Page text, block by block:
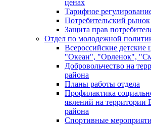
ценах
Тарифное
Потребительский рынок
Защита прав
Отдел по молодежной
Всероссийские
"Океан", "Орленок",
Добровольчество на
района
Планы работы отдела
Профилактика
явлений на территории
района
Спортивные